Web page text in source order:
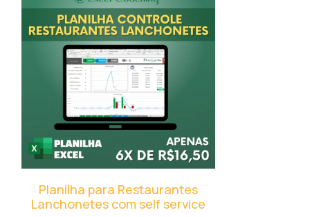
Planilha para Restaurantes
Lanchonetes com self service